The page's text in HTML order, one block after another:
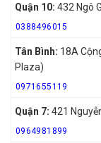
Quận 10: 432 Ngô
0388496015
Tân Bình: 18A
Plaza)
0971655119
Quận 7: 421
0964981899